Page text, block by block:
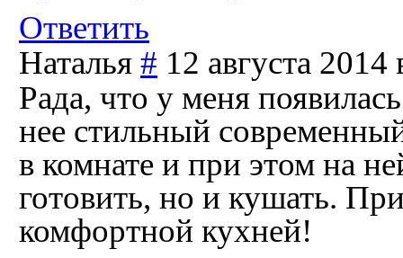
Ответить
Наталья # 12 августа 2014
Рада, что у меня
нее стильный
в комнате и при этом на
готовить, но и кушать.
комфортной кухней!